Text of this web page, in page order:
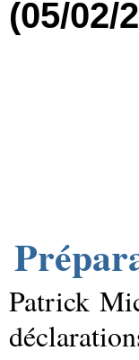
(05/02/
Patrick